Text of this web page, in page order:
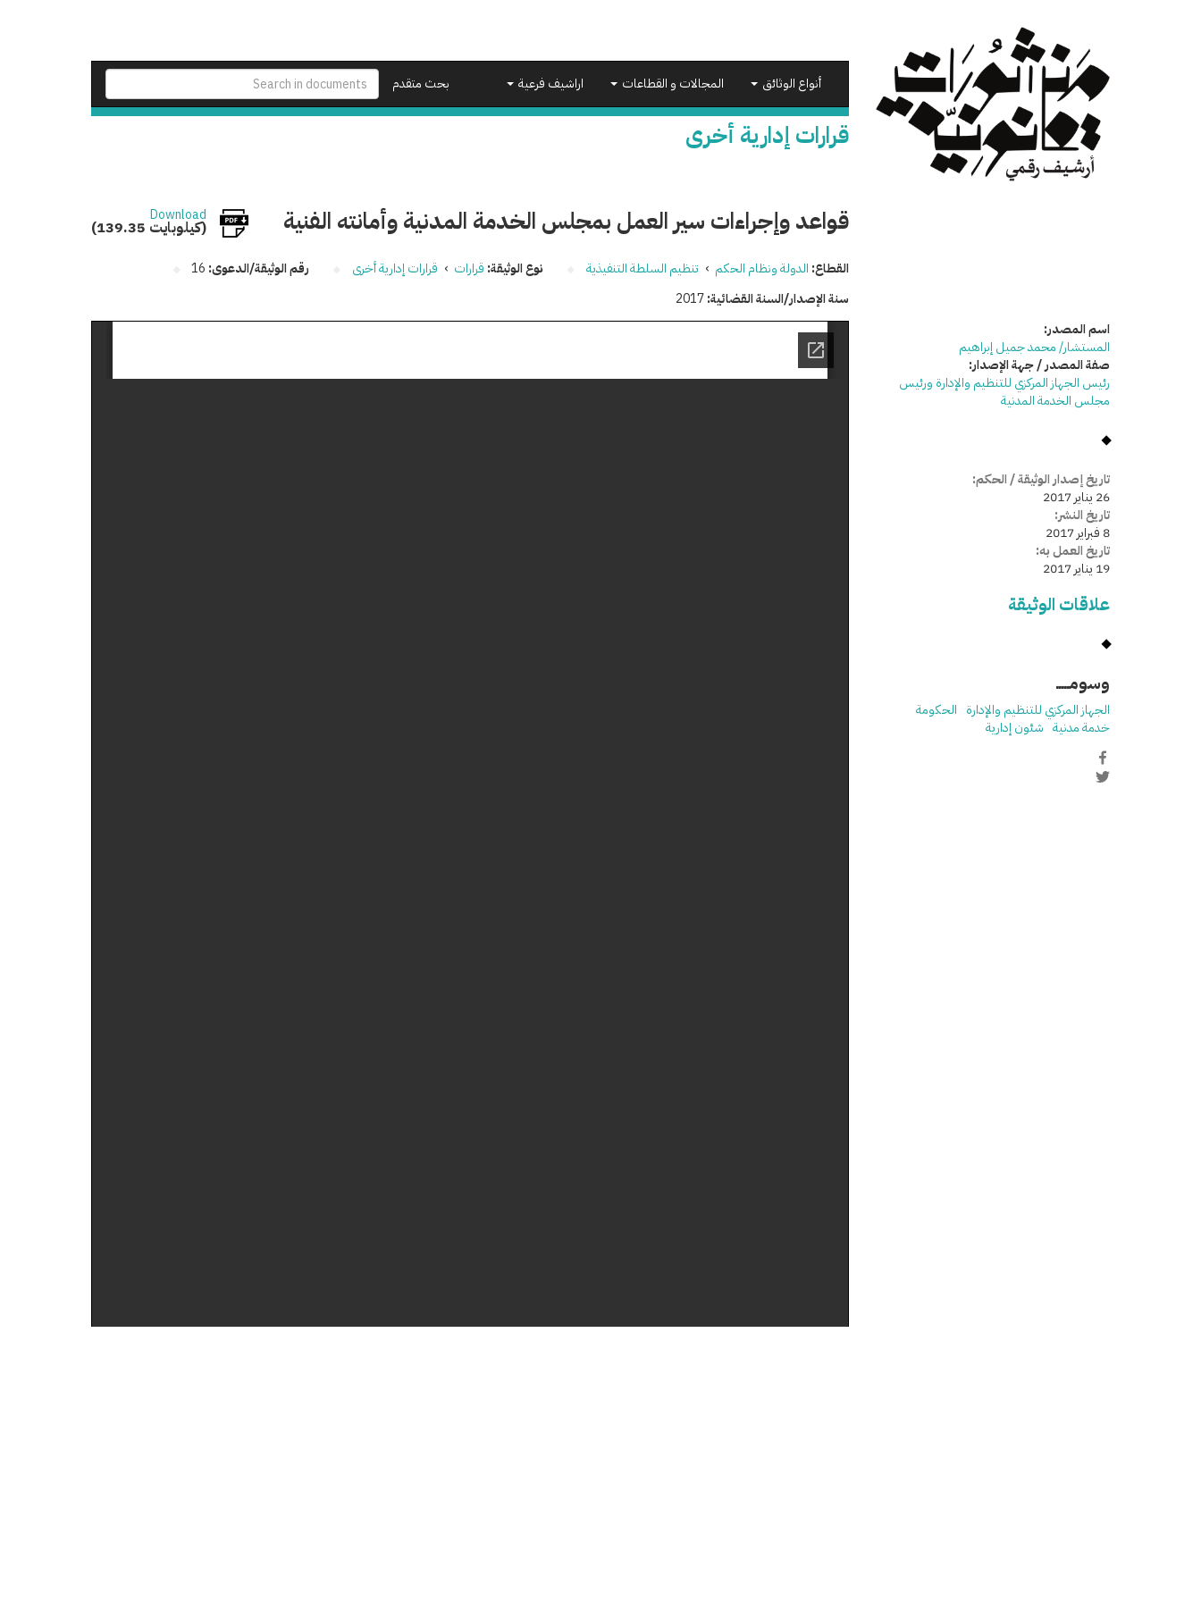
بحث متقدم
أنواع الوثائق المجالات و القطاعات اراشيف فرعية
قرارات إدارية أخرى
قواعد وإجراءات سير العمل بمجلس الخدمة المدنية وأمانته الفنية Download
(139.35 كيلوبايت)
القطاع: الدولة ونظام الحكم › تنظيم السلطة التنفيذية نوع الوثيقة: قرارات › قرارات إدارية أخرى رقم الوثيقة/الدعوى: 16
سنة الإصدار/السنة القضائية:2017
اسم المصدر:
المستشار/ محمد جميل إبراهيم
صفة المصدر / جهة الإصدار:
رئيس الجهاز المركزي للتنظيم والإدارة ورئيس
مجلس الخدمة المدنية
تاريخ إصدار الوثيقة / الحكم:
26 يناير 2017
تاريخ النشر:
8 فبراير 2017
تاريخ العمل به:
19 يناير 2017
علاقات الوثيقة
وسومـــــ
الجهاز المركزي للتنظيم والإدارة الحكومة
خدمة مدنية شئون إدارية